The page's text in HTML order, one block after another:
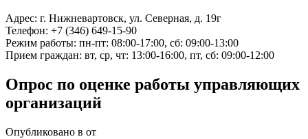
Адрес: г. Нижневартовск, ул. Северная, д. 19г
Телефон: +7 (346) 649-15-90
Режим работы: пн-пт: 08:00-17:00, сб: 09:00-13:00
Прием граждан: вт, ср, чт: 13:00-16:00, пт, сб: 09:00-12:00
Опрос по оценке работы управляющих
организаций
Опубликовано в от